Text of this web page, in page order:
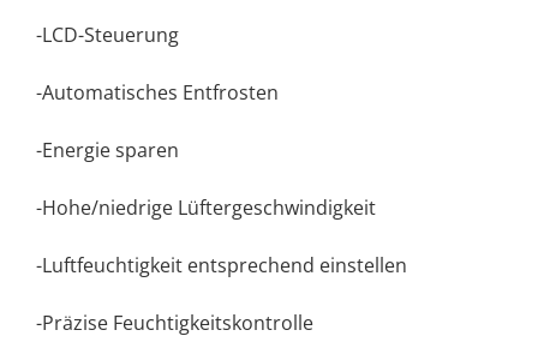
-LCD-Steuerung
-Automatisches Entfrosten
-Energie sparen
-Hohe/niedrige Lüftergeschwindigkeit
-Luftfeuchtigkeit entsprechend einstellen
-Präzise Feuchtigkeitskontrolle